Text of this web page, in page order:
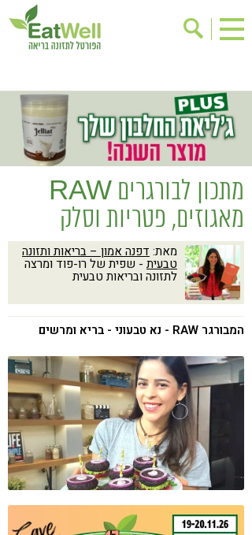
בישול בריא
אינדקס עסקים
ריפוי ומניעת מחלות
בריאות האישה
תוספי תזונה
מתכוני בריאות
אירועים
שינוי תזונתי
גישות בתזונה
דיאטה
ניקוי רעלים
מזונות על
ילדים
תזונה וספורט
קורונה
טבעונות
מתכון לבורגרים RAW
מאגוזים, פטריות וסלק
מאת: דפנה אמון – בריאות ותזונה
טבעית - שפית של רו-פוד ומרצה
לתזונה ובריאות טבעית
המבורגר RAW - נא טבעוני - בריא ומרשים